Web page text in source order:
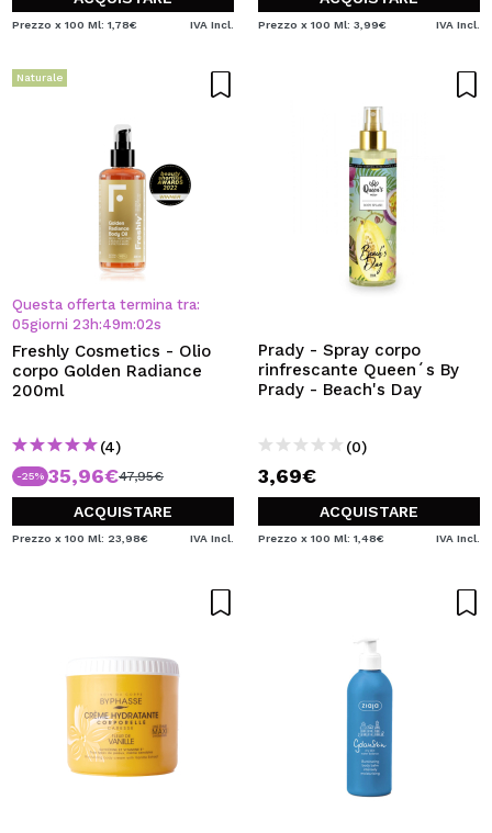
Prezzo x 100 Ml: 1,78€ IVA Incl. Prezzo x 100 Ml: 3,99€ IVA Incl.
Naturale
Questa offerta termina tra:
05giorni 23 h:49m:02s
Freshly Cosmetics - Olio
corpo Golden Radiance
200ml
(4)
-25% 35,96€47,95€
ACQUISTARE
Prezzo x 100 Ml: 23,98€ IVA Incl.
Prady - Spray corpo
rinfrescante Queen´s By
Prady - Beach's Day
(0)
3,69€
ACQUISTARE
Prezzo x 100 Ml: 1,48€ IVA Incl.